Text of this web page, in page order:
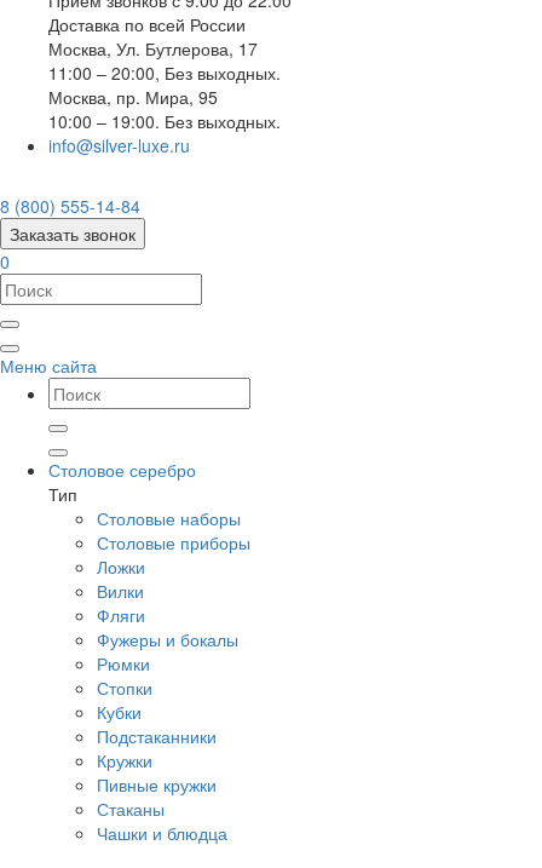
Доставка по всей России
Москва, Ул. Бутлерова, 17
11:00 – 20:00, Без выходных.
Москва, пр. Мира, 95
10:00 – 19:00. Без выходных.
info@silver-luxe.ru
8 (800) 555-14-84
Заказать звонок
0
Меню сайта
Столовое серебро
Тип
Столовые наборы
Столовые приборы
Ложки
Вилки
Фляги
Фужеры и бокалы
Рюмки
Стопки
Кубки
Подстаканники
Кружки
Пивные кружки
Стаканы
Чашки и блюдца